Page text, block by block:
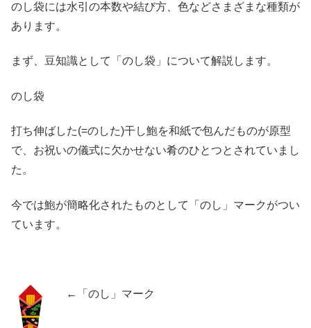
のし袋には水引の本数や結び方、色などさまざまな種類が
あります。
まず、豆知識として「のし袋」について解説します。
のし袋
打ち伸ばした(=のした)干し鮑を和紙で包んだものが原型
で、お祝いの儀式に欠かせない肴のひとつとされていまし
た。
今では鮑が簡略化されたものとして 「のし」マーク がつい
ています。
←「のし」マーク